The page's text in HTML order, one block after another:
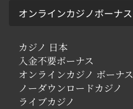
オンラインカジノボーナス
カジノ 日本
入金不要ボーナス
オンラインカジノ ボーナス
ノーダウンロードカジノ
ライブカジノ